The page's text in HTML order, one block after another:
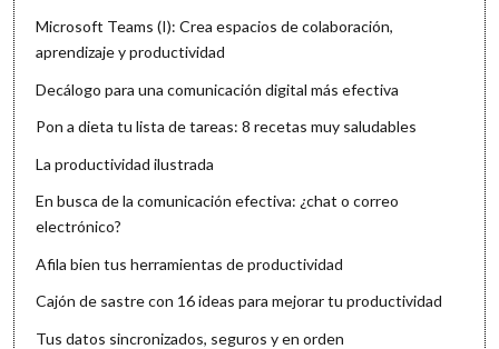
Microsoft Teams (I): Crea espacios de colaboración,
aprendizaje y productividad
Decálogo para una comunicación digital más efectiva
Pon a dieta tu lista de tareas: 8 recetas muy saludables
La productividad ilustrada
En busca de la comunicación efectiva: ¿chat o correo
electrónico?
Afila bien tus herramientas de productividad
Cajón de sastre con 16 ideas para mejorar tu productividad
Tus datos sincronizados, seguros y en orden